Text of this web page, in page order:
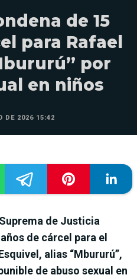
de 15
para Rafael
por
en niños
DE 2026 15:42
de Justicia
de cárcel para el
alias “Mbururú”,
de abuso sexual en